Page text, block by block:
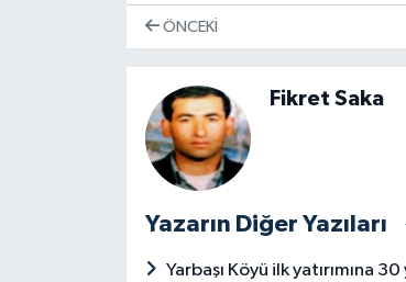
ÖNCEKI
Fikret Saka
Yazarın Diğer Yazıları
Yarbaşı Köyü ilk yatırımına